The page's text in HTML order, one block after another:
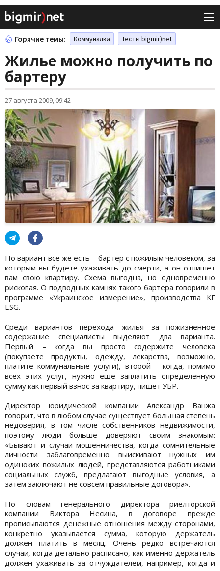
Горячие темы: Коммуналка Тесты bigmir)net
Жилье можно получить по
бартеру
27 августа 2009, 09:42
Но вариант все же есть – бартер с пожилым человеком, за
которым вы будете ухаживать до смерти, а он отпишет
вам свою квартиру. Схема выгодна, но одновременно
рисковая. О подводных камнях такого бартера говорили в
программе «Украинское измерение», производства КГ
ESG.
Среди вариантов перехода жилья за пожизненное
содержание специалисты выделяют два варианта.
Первый – когда вы просто содержите человека
(покупаете продукты, одежду, лекарства, возможно,
платите коммунальные услуги), второй – когда, помимо
всех этих услуг, нужно еще заплатить определенную
сумму как первый взнос за квартиру, пишет УБР.
Директор юридической компании Александр Ванжа
говорит, что в любом случае существует большая степень
недоверия, в том числе собственников недвижимости,
поэтому люди больше доверяют своим знакомым:
«Бывают и случаи мошенничества, когда сомнительные
личности заблаговременно выискивают нужных им
одиноких пожилых людей, представляются работниками
социальных служб, предлагают выгодные условия, а
затем заключают не совсем правильные договора».
По словам генерального директора риелторской
компании Виктора Несина, в договоре прежде
прописываются денежные отношения между сторонами,
конкретно указывается сумма, которую держатель
должен платить в месяц. Очень редко встречаются
случаи, когда детально расписано, как именно держатель
должен ухаживать за отчуждателем, например, когда и